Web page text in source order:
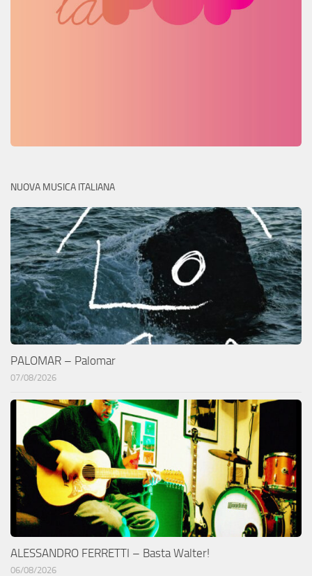
NUOVA MUSICA ITALIANA
PALOMAR – Palomar
07/08/2026
ALESSANDRO FERRETTI – Basta Walter!
06/08/2026